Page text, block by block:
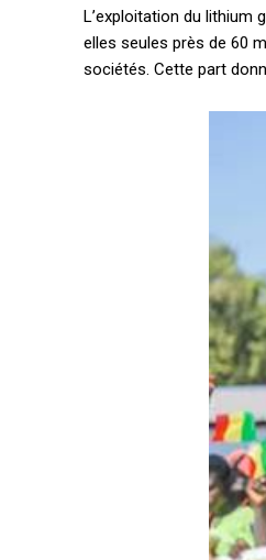
Le
L’exploitation du lithium
elles seules près de 60
sociétés. Cette part